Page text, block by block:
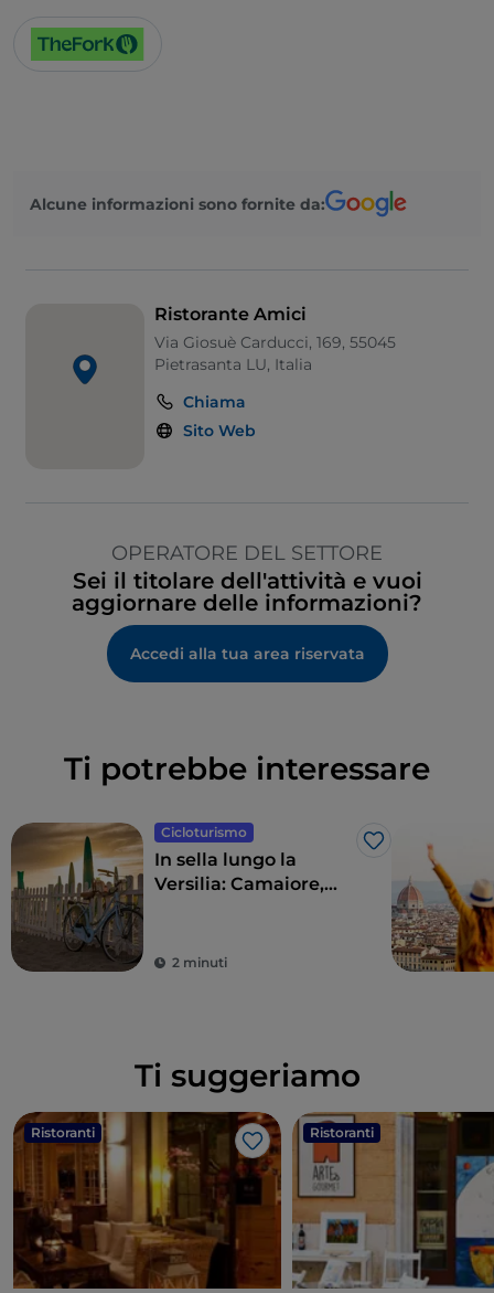
Alcune informazioni sono fornite da:
Ristorante Amici
Via Giosuè Carducci, 169, 55045
Pietrasanta LU, Italia
Chiama
Sito Web
OPERATORE DEL SETTORE
Sei il titolare dell'attività e vuoi
aggiornare delle informazioni?
Accedi alla tua area riservata
Ti potrebbe interessare
Cicloturismo
Like
In sella lungo la
Versilia: Camaiore,
2 minuti
Ti suggeriamo
Ristoranti
Like
Ristoranti